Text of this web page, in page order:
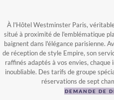
À l'Hôtel Westminster Paris,
situé à proximité de l'emblématique
baignent dans l'élégance parisienne.
de réception de style Empire, son
raffinés adaptés à vos envies,
inoubliable. Des tarifs de groupe
réservations de sept
DEMANDE DE